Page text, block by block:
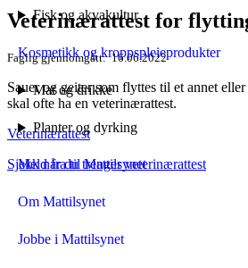
Fisk og akvakultur
Kosmetikk og kroppspleieprodukter
Mat og drikke
Planter og dyrking
Meld fra til Mattilsynet
Om Mattilsynet
Jobbe i Mattilsynet
Veterinærattest for
Faglig gjennomgått 16.06.2022
Sauer og geiter som flyttes til et annet
skal ofte ha en veterinærattest.
Veterinærattest
Sjekk når du trenger veterinærattest